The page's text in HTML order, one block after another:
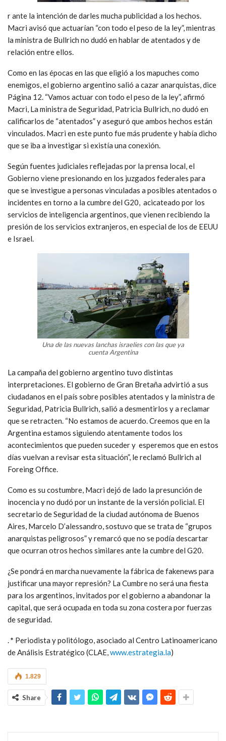
r ante la intención de darles mucha publicidad a los hechos.
Macri avisó que actuarían “con todo el peso de la ley”, mientras
la ministra de Bullrich no dudó en hablar de atentados y de
relación entre ellos.
Como en las épocas en las que eligió a los mapuches como
enemigos, el gobierno argentino salió a cazar anarquistas, dice
Página 12. “Vamos actuar con todo el peso de la ley”, afirmó
Macri, La ministra de Seguridad, Patricia Bullrich, no dudó en
calificarlos de “atentados” y aseguró que ambos hechos están
vinculados. Macri en este punto fue más prudente y había dicho
que se iba a investigar si existía una conexión.
Según fuentes judiciales reflejadas por la prensa local, el
Gobierno viene presionando en los juzgados federales para
que se investigue a personas vinculadas a posibles atentados o
incidentes en torno a la cumbre del G20, acicateado por los
servicios de inteligencia argentinos, que vienen recibiendo la
presión de los servicios extranjeros, en especial de los de EEUU
e Israel.
Una de las nuevas lanchas israelíes con las que ya
cuenta Argentina
La campaña del gobierno argentino tuvo distintas
interpretaciones. El gobierno de Gran Bretaña advirtió a sus
ciudadanos en el país sobre posibles atentados y la ministra de
Seguridad, Patricia Bullrich, salió a desmentirlos y a reclamar
que se retracten. “No estamos de acuerdo. Creemos que en la
Argentina estamos siguiendo atentamente todos los
acontecimientos que pueden suceder y esperemos que en estos
días vuelvan a revisar esta situación”, le reclamó Bullrich al
Foreing Office.
Como es su costumbre, Macri dejó de lado la presunción de
inocencia y no dudó por un instante de la versión policial. El
secretario de Seguridad de la ciudad autónoma de Buenos
Aires, Marcelo D’alessandro, sostuvo que se trata de “grupos
anarquistas peligrosos” y remarcó que no se podía descartar
que ocurran otros hechos similares ante la cumbre del G20.
¿Se pondrá en marcha nuevamente la fábrica de fakenews para
justificar una mayor represión? La Cumbre no será una fiesta
para los argentinos, invitados por el gobierno a abandonar la
capital, que será ocupada en toda su zona costera por fuerzas
de seguridad.
* Periodista y politólogo, asociado al Centro Latinoamericano
de Análisis Estratégico (CLAE, www.estrategia.la)
1.829
Share